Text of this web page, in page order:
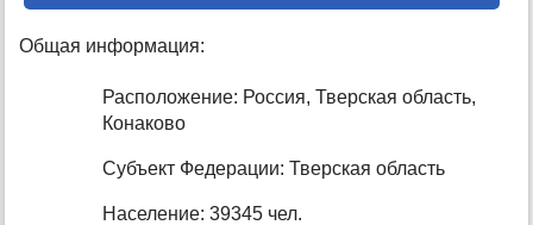
Общая информация:
Расположение: Россия, Тверская область,
Конаково
Субъект Федерации: Тверская область
Население: 39345 чел.